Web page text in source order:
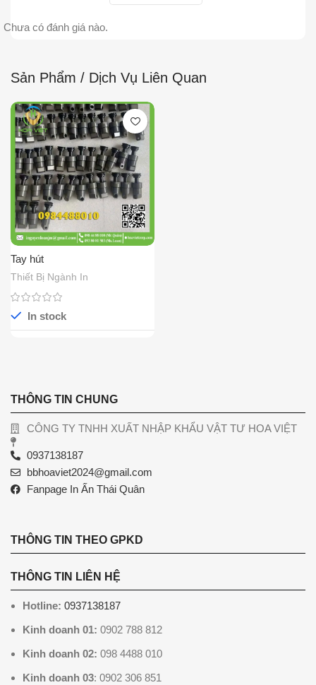
Chưa có đánh giá nào.
Sản Phẩm / Dịch Vụ Liên Quan
Tay hút
Thiết Bị Ngành In
In stock
THÔNG TIN CHUNG
CÔNG TY TNHH XUẤT NHẬP KHẨU VẬT TƯ HOA VIỆT
0937138187
bbhoaviet2024@gmail.com
Fanpage In Ấn Thái Quân
THÔNG TIN THEO GPKD
THÔNG TIN LIÊN HỆ
Hotline: 0937138187
Kinh doanh 01: 0902 788 812
Kinh doanh 02: 098 4488 010
Kinh doanh 03: 0902 306 851